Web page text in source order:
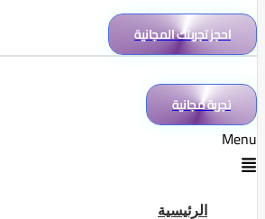
احجز تجربتك المجانية
تجربة مجانية
Menu
الرئيسية